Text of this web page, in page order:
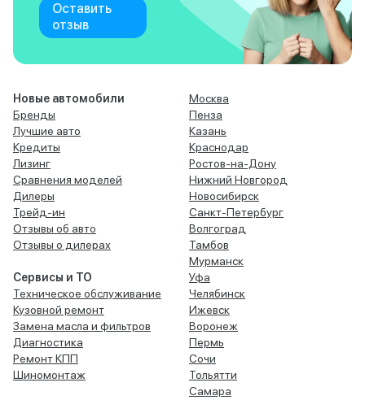
Оставить
отзыв
Новые автомобили
Бренды
Лучшие авто
Кредиты
Лизинг
Сравнения моделей
Дилеры
Трейд-ин
Отзывы об авто
Отзывы о дилерах
Сервисы и ТО
Техническое обслуживание
Кузовной ремонт
Замена масла и фильтров
Диагностика
Ремонт КПП
Шиномонтаж
Москва
Пенза
Казань
Краснодар
Ростов-на-Дону
Нижний Новгород
Новосибирск
Санкт-Петербург
Волгоград
Тамбов
Мурманск
Уфа
Челябинск
Ижевск
Воронеж
Пермь
Сочи
Тольятти
Самара